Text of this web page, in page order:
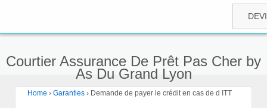
Courtier Assurance De Prêt Pas Cher by
As Du Grand Lyon
Home › Garanties › Demande de payer le crédit en cas de d ITT